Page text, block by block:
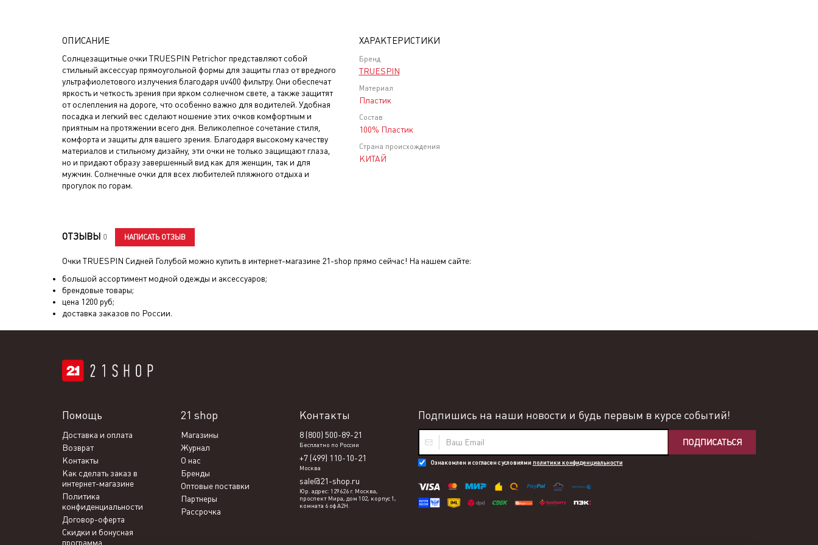
ОПИСАНИЕ
Солнцезащитные очки TRUESPIN Petrichor представляют собой
стильный аксессуар прямоугольной формы для защиты глаз от вредного
ультрафиолетового излучения благодаря uv400 фильтру. Они обеспечат
яркость и четкость зрения при ярком солнечном свете, а также защитят
от ослепления на дороге, что особенно важно для водителей. Удобная
посадка и легкий вес сделают ношение этих очков комфортным и
приятным на протяжении всего дня. Великолепное сочетание стиля,
комфорта и защиты для вашего зрения. Благодаря высокому качеству
материалов и стильному дизайну, эти очки не только защищают глаза,
но и придают образу завершенный вид как для женщин, так и для
мужчин. Солнечные очки для всех любителей пляжного отдыха и
прогулок по горам.
ХАРАКТЕРИСТИКИ
Бренд
TRUESPIN
Материал
Пластик
Состав
100% Пластик
Страна происхождения
КИТАЙ
ОТЗЫВЫ 0 НАПИСАТЬ ОТЗЫВ
Очки TRUESPIN Сидней Голубой можно купить в интернет-магазине 21-shop прямо сейчас! На нашем сайте:
большой ассортимент модной одежды и аксессуаров;
брендовые товары;
цена 1200 руб;
доставка заказов по России.
Подпишись на наши новости и будь первым в курсе событий!
ПОДПИСАТЬСЯ
Ознакомлен и согласен с условиями политики конфиденциальности
21 shop
Магазины
Журнал
О нас
Бренды
Оптовые поставки
Партнеры
Рассрочка
Помощь
Доставка и оплата
Возврат
Контакты
Как сделать заказ в
интернет-магазине
Политика
конфиденциальности
Договор-оферта
Скидки и бонусная
программа
Контакты
8 (800) 500-89-21
Бесплатно по России
+7 (499) 110-10-21
Москва
sale@21-shop.ru
Юр. адрес: 129626 г. Москва,
проспект Мира, дом 102, корпус 1,
комната 6 оф А2Н.